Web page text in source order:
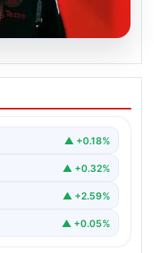
duyurdu!
belli oldu
▲ +0.18%
▲ +0.32%
▲ +2.59%
▲ +0.05%